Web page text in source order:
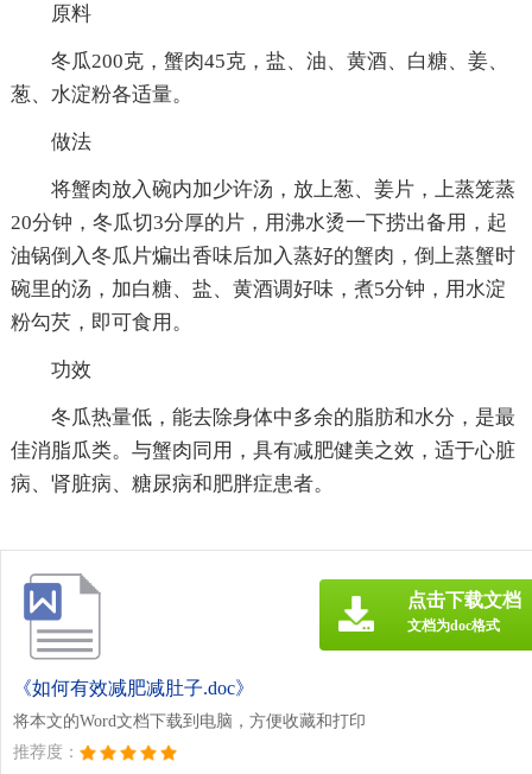
原料
冬瓜200克，蟹肉45克，盐、油、黄酒、白糖、姜、
葱、水淀粉各适量。
做法
将蟹肉放入碗内加少许汤，放上葱、姜片，上蒸笼蒸
20分钟，冬瓜切3分厚的片，用沸水烫一下捞出备用，起
油锅倒入冬瓜片煸出香味后加入蒸好的蟹肉，倒上蒸蟹时
碗里的汤，加白糖、盐、黄酒调好味，煮5分钟，用水淀
粉勾芡，即可食用。
功效
冬瓜热量低，能去除身体中多余的脂肪和水分，是最
佳消脂瓜类。与蟹肉同用，具有减肥健美之效，适于心脏
病、肾脏病、糖尿病和肥胖症患者。
《如何有效减肥减肚子.doc》
将本文的Word文档下载到电脑，方便收藏和打印
推荐度：
点击下载文档
文档为doc格式